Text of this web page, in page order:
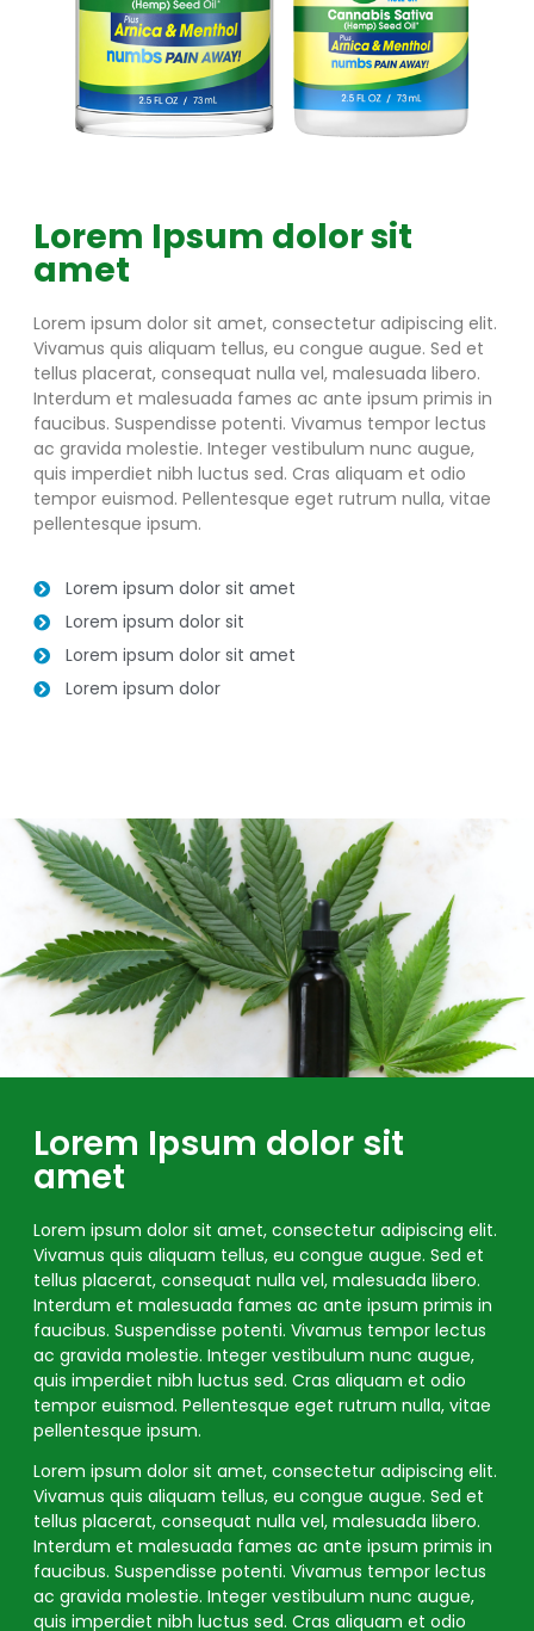
Lorem Ipsum dolor sit
amet
Lorem ipsum dolor sit amet, consectetur adipiscing elit.
Vivamus quis aliquam tellus, eu congue augue. Sed et
tellus placerat, consequat nulla vel, malesuada libero.
Interdum et malesuada fames ac ante ipsum primis in
faucibus. Suspendisse potenti. Vivamus tempor lectus
ac gravida molestie. Integer vestibulum nunc augue,
quis imperdiet nibh luctus sed. Cras aliquam et odio
tempor euismod. Pellentesque eget rutrum nulla, vitae
pellentesque ipsum.
Lorem ipsum dolor sit amet
Lorem ipsum dolor sit
Lorem ipsum dolor sit amet
Lorem ipsum dolor
Lorem Ipsum dolor sit
amet
Lorem ipsum dolor sit amet, consectetur adipiscing elit.
Vivamus quis aliquam tellus, eu congue augue. Sed et
tellus placerat, consequat nulla vel, malesuada libero.
Interdum et malesuada fames ac ante ipsum primis in
faucibus. Suspendisse potenti. Vivamus tempor lectus
ac gravida molestie. Integer vestibulum nunc augue,
quis imperdiet nibh luctus sed. Cras aliquam et odio
tempor euismod. Pellentesque eget rutrum nulla, vitae
pellentesque ipsum.
Lorem ipsum dolor sit amet, consectetur adipiscing elit.
Vivamus quis aliquam tellus, eu congue augue. Sed et
tellus placerat, consequat nulla vel, malesuada libero.
Interdum et malesuada fames ac ante ipsum primis in
faucibus. Suspendisse potenti. Vivamus tempor lectus
ac gravida molestie. Integer vestibulum nunc augue,
quis imperdiet nibh luctus sed. Cras aliquam et odio